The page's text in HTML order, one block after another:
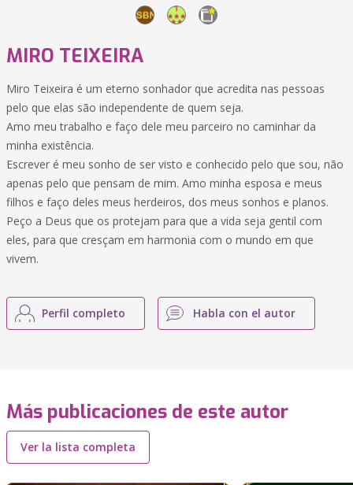
MIRO TEIXEIRA
Miro Teixeira é um eterno sonhador que acredita nas pessoas
pelo que elas são independente de quem seja.
Amo meu trabalho e faço dele meu parceiro no caminhar da
minha existência.
Escrever é meu sonho de ser visto e conhecido pelo que sou, não
apenas pelo que pensam de mim. Amo minha esposa e meus
filhos e faço deles meus herdeiros, dos meus sonhos e planos.
Peço a Deus que os protejam para que a vida seja gentil com
eles, para que cresçam em harmonia com o mundo em que
vivem.
Perfil completo Habla con el autor
Más publicaciones de este autor
Ver la lista completa